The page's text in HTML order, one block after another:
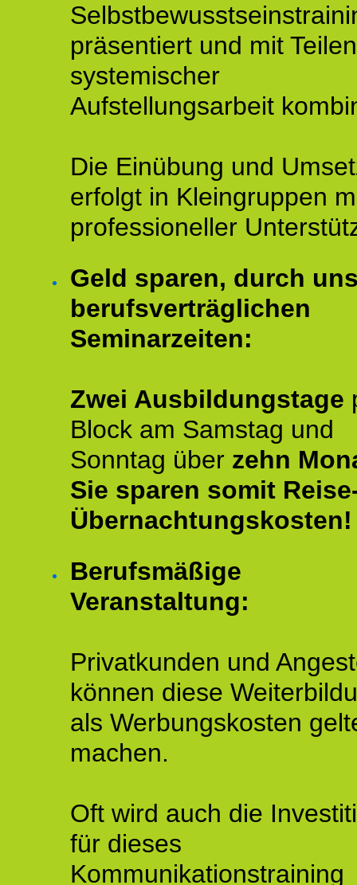
präsentiert und mit Teilen
systemischer
Aufstellungsarbeit
Die Einübung und
erfolgt in Kleingruppen
professioneller
Geld sparen, durch
berufsverträglichen
Seminarzeiten:
Zwei Ausbildungstage
Block am Samstag und
Sonntag über zehn
Sie sparen somit
Übernachtungskosten!
Berufsmäßige
Veranstaltung:
Privatkunden und
können diese
als Werbungskosten
machen.
Oft wird auch die
für dieses
Kommunikationstraining